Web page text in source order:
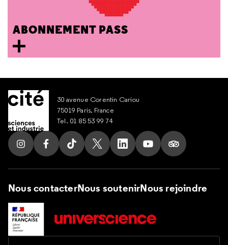
ABONNEMENT PASS
30 avenue Corentin Cariou
75019 Paris, France
Tel. 01 85 53 99 74
Suivez nous sur Instagram
Suivez nous sur Facebook
Suivez nous sur Tik Tok
Suivez nous sur X
Suivez nous sur LinkedIn
Suivez nous sur
Suivez nous
Nous contacterNous soutenirNous rejoindre